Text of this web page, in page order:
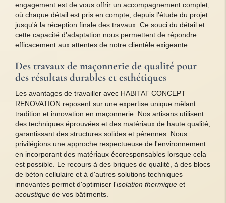
engagement est de vous offrir un accompagnement complet,
où chaque détail est pris en compte, depuis l'étude du projet
jusqu'à la réception finale des travaux. Ce souci du détail et
cette capacité d'adaptation nous permettent de répondre
efficacement aux attentes de notre clientèle exigeante.
Des travaux de maçonnerie de qualité pour
des résultats durables et esthétiques
Les avantages de travailler avec HABITAT CONCEPT
RENOVATION reposent sur une expertise unique mêlant
tradition et innovation en maçonnerie. Nos artisans utilisent
des techniques éprouvées et des matériaux de haute qualité,
garantissant des structures solides et pérennes. Nous
privilégions une approche respectueuse de l'environnement
en incorporant des matériaux écoresponsables lorsque cela
est possible. Le recours à des briques de qualité, à des blocs
de béton cellulaire et à d'autres solutions techniques
innovantes permet d'optimiser l'isolation thermique et
acoustique de vos bâtiments.